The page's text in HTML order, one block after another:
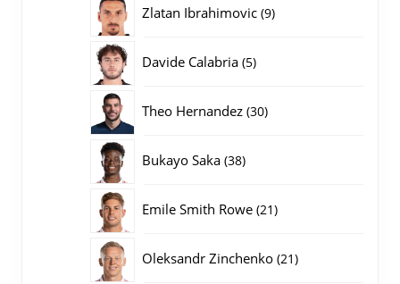
Zlatan Ibrahimovic 99
Davide Calabria 55
Theo Hernandez 3030
Bukayo Saka 3838
Emile Smith Rowe 2121
Oleksandr Zinchenko 2121